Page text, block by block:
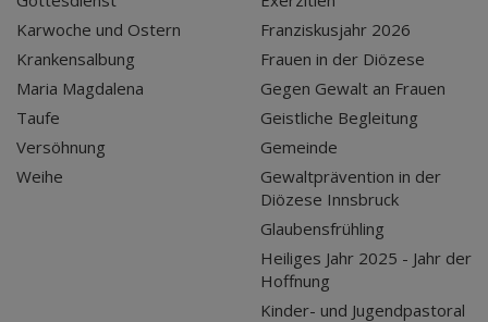
Karwoche und Ostern
Krankensalbung
Maria Magdalena
Taufe
Versöhnung
Weihe
Franziskusjahr 2026
Frauen in der Diözese
Gegen Gewalt an Frauen
Geistliche Begleitung
Gemeinde
Gewaltprävention in der
Diözese Innsbruck
Glaubensfrühling
Heiliges Jahr 2025 - Jahr der
Hoffnung
Kinder- und Jugendpastoral